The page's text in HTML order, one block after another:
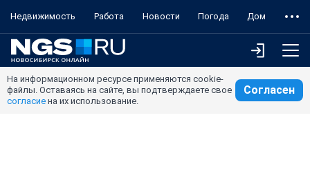
Недвижимость Работа Новости Погода Дом
На информационном ресурсе применяются cookie-
файлы. Оставаясь на сайте, вы подтверждаете свое
согласие на их использование.
Согласен